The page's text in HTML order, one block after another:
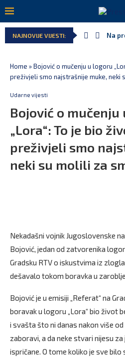
NAJNOVIJE VIJESTI: Na
Home »Bojović o mučenju u logoru
preživjeli smo najstrašnije muke, neki
Udarne vijesti
Bojović o mučenju
„Lora“: To je bio
preživjeli smo
neki su molili za
Nekadašni vojnik Jugoslovenske
Bojović, jedan od zatvorenika
Gradsku RTV o iskustvima iz
dešavalo tokom boravka u
Bojović je u emisiji „Referat“ na
boravak u logoru „Lora“ bio život
i svašta što ni danas nakon više
zaboravi, a da neke stvari nijesu
ispričane. O tome koliko je sve